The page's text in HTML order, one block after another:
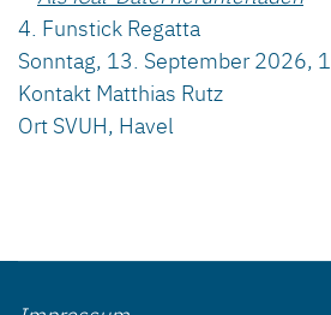
4. Funstick Regatta
Sonntag, 13. September 2026,
Kontakt Matthias Rutz
Ort SVUH, Havel